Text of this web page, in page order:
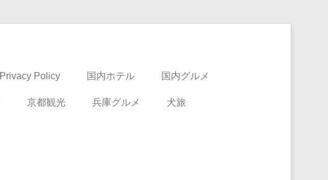
Privacy Policy 国内ホテル 国内グルメ
京都観光 兵庫グルメ 犬旅